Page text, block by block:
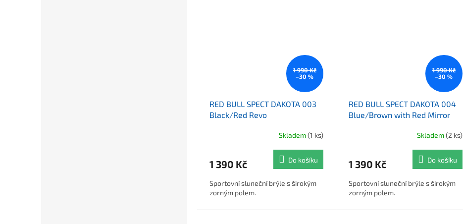
1 990 Kč
–30 %
RED BULL SPECT DAKOTA 003
Black/Red Revo
Skladem(1 ks)
1 390 Kč Do košíku
Sportovní sluneční brýle s širokým
zorným polem.
1 990 Kč
–30 %
RED BULL SPECT DAKOTA 004
Blue/Brown with Red Mirror
Skladem(2 ks)
1 390 Kč Do košíku
Sportovní sluneční brýle s širokým
zorným polem.